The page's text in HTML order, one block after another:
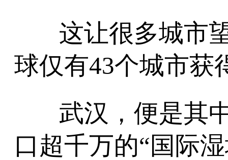
这让很多城市
球仅有43个城市获
武汉，便是其
口超千万的“国际